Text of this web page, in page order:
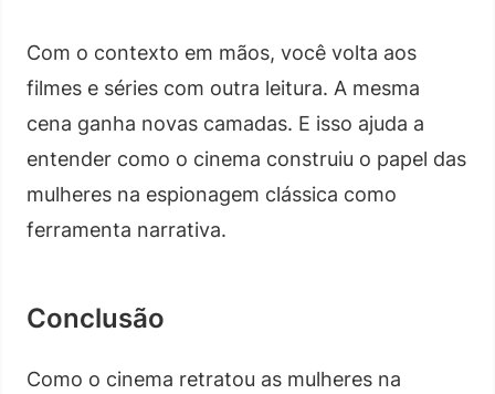
Com o contexto em mãos, você volta aos
filmes e séries com outra leitura. A mesma
cena ganha novas camadas. E isso ajuda a
entender como o cinema construiu o papel das
mulheres na espionagem clássica como
ferramenta narrativa.
Conclusão
Como o cinema retratou as mulheres na